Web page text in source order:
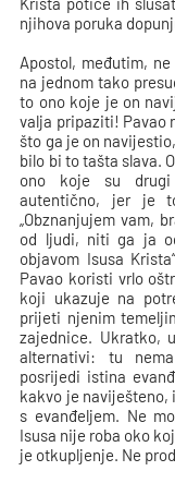
njihova poruka
Apostol, međutim,
na jednom tako
to ono koje je on
valja pripaziti! Pavao
što ga je on
bilo bi to tašta slava.
ono koje su drugi
autentično, jer je
„Obznanjujem vam,
od ljudi, niti ga ja
objavom Isusa
Pavao koristi vrlo
koji ukazuje na
prijeti njenim
zajednice. Ukratko,
alternativi: tu
posrijedi istina
kakvo je naviješteno,
s evanđeljem. Ne
Isusa nije roba oko
je otkupljenje. Ne